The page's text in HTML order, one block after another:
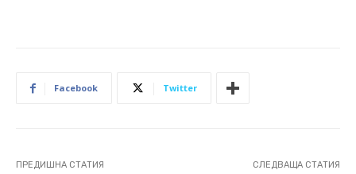
Facebook Twitter
ПРЕДИШНА СТАТИЯ СЛЕДВАЩА СТАТИЯ